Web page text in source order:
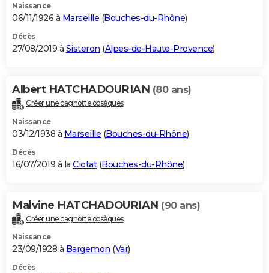
Naissance
06/11/1926 à Marseille (Bouches-du-Rhône)
Décès
27/08/2019 à Sisteron (Alpes-de-Haute-Provence)
Albert HATCHADOURIAN (80 ans)
Créer une cagnotte obsèques
Naissance
03/12/1938 à Marseille (Bouches-du-Rhône)
Décès
16/07/2019 à la Ciotat(Bouches-du-Rhône)
Malvine HATCHADOURIAN (90 ans)
Créer une cagnotte obsèques
Naissance
23/09/1928 à Bargemon (Var)
Décès